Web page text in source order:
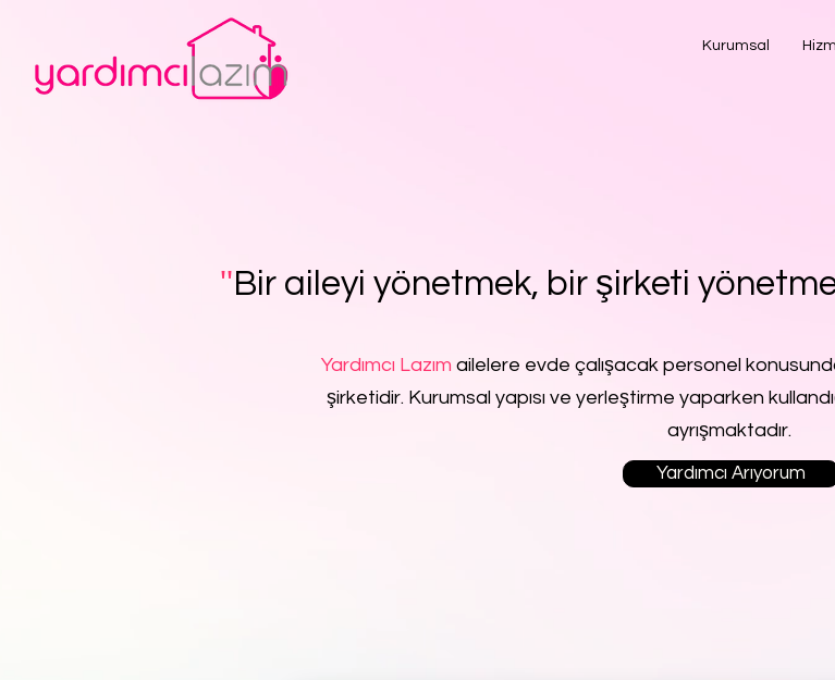
Kurumsal
''Bir aileyi yönetmek, bir şirketi
Yardımcı Lazım ailelere evde çalışacak personel
şirketidir. Kurumsal yapısı ve yerleştirme yaparken
ayrışmaktadır.
Yardımcı Arıyorum